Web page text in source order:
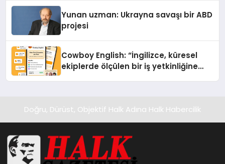
Yunan uzman: Ukrayna savaşı bir ABD
projesi
Cowboy English: “İngilizce, küresel
ekiplerde ölçülen bir iş yetkinliğine
Doğru, Dürüst, Objektif Halk Adına Halk Habercilik